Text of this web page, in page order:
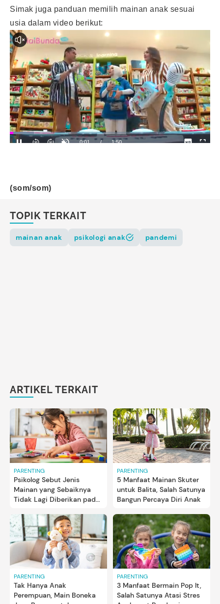
Simak juga panduan memilih mainan anak sesuai
usia dalam video berikut:
(som/som)
TOPIK TERKAIT
mainan anak psikologi anak pandemi
ARTIKEL TERKAIT
PARENTING
Psikolog Sebut Jenis
Mainan yang Sebaiknya
Tidak Lagi Diberikan pada
PARENTING
5 Manfaat Mainan Skuter
untuk Balita, Salah Satunya
Bangun Percaya Diri Anak
PARENTING
Tak Hanya Anak
Perempuan, Main Boneka
PARENTING
3 Manfaat Bermain Pop It,
Salah Satunya Atasi Stres